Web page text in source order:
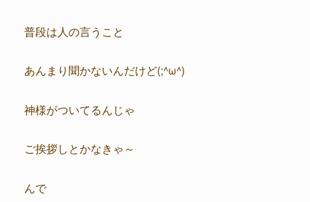
普段は人の言うこと
あんまり聞かないんだけど(;^ω^)
神様がついてるんじゃ
ご挨拶しとかなきゃ～
んで